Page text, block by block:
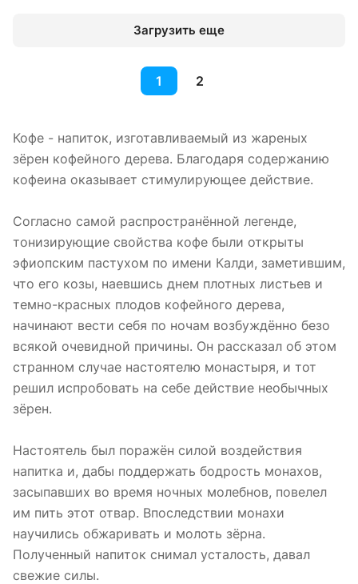
Загрузить еще
1 2
Кофе - напиток, изготавливаемый из жареных
зёрен кофейного дерева. Благодаря содержанию
кофеина оказывает стимулирующее действие.
Согласно самой распространённой легенде,
тонизирующие свойства кофе были открыты
эфиопским пастухом по имени Калди, заметившим,
что его козы, наевшись днем плотных листьев и
темно-красных плодов кофейного дерева,
начинают вести себя по ночам возбуждённо безо
всякой очевидной причины. Он рассказал об этом
странном случае настоятелю монастыря, и тот
решил испробовать на себе действие необычных
зёрен.
Настоятель был поражён силой воздействия
напитка и, дабы поддержать бодрость монахов,
засыпавших во время ночных молебнов, повелел
им пить этот отвар. Впоследствии монахи
научились обжаривать и молоть зёрна.
Полученный напиток снимал усталость, давал
свежие силы.